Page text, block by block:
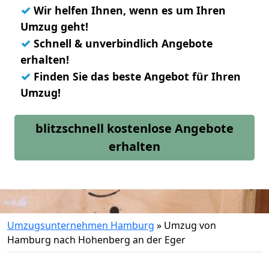
✓ Wir helfen Ihnen, wenn es um Ihren
Umzug geht!
✓ Schnell & unverbindlich Angebote
erhalten!
✓ Finden Sie das beste Angebot für Ihren
Umzug!
blitzschnell kostenlose Angebote
erhalten
Umzugsunternehmen Hamburg » Umzug von
Hamburg nach Hohenberg an der Eger